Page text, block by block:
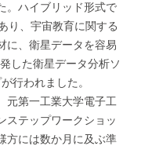
。ハイブリッド形式で
り、宇宙教育に関する
に、衛星データを容易
した衛星データ分析ソ
行われました。
元第一工業大学電子工
ステップワークショッ
方には数か月に及ぶ準